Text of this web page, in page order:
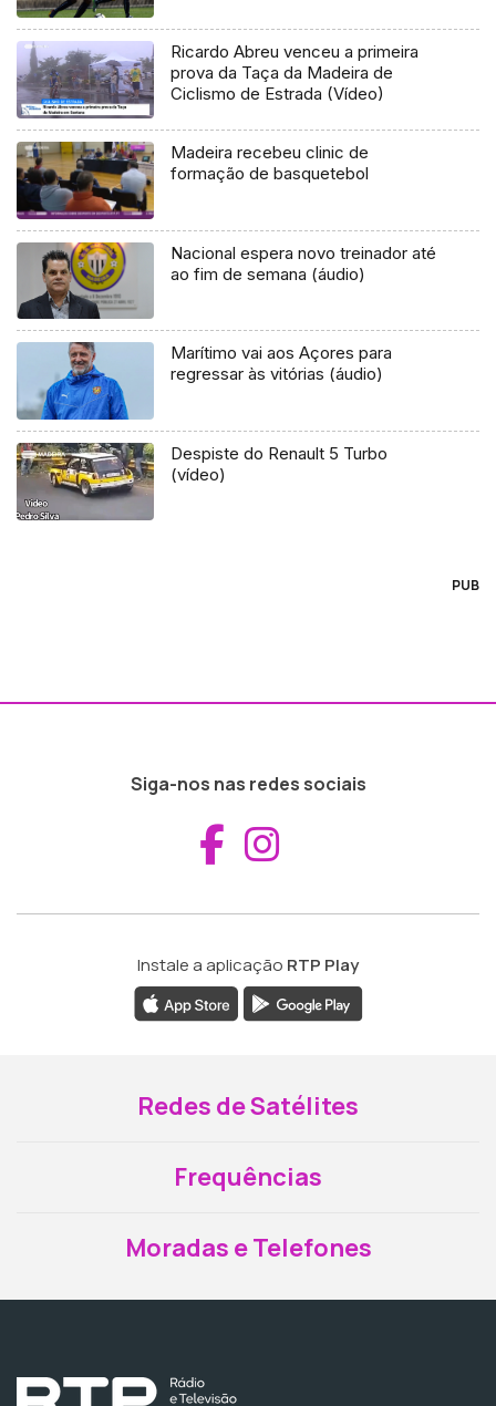
Ricardo Abreu venceu a primeira
prova da Taça da Madeira de
Ciclismo de Estrada (Vídeo)
Madeira recebeu clinic de
formação de basquetebol
Nacional espera novo treinador até
ao fim de semana (áudio)
Marítimo vai aos Açores para
regressar às vitórias (áudio)
Despiste do Renault 5 Turbo
(vídeo)
PUB
Siga-nos nas redes sociais
Aceder ao
Instale a aplicação RTP Play
Redes de Satélites
Frequências
Moradas e Telefones